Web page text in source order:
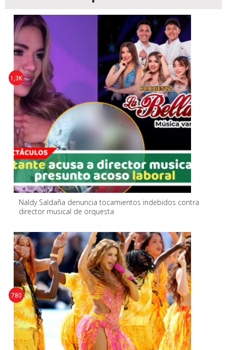
Naldy Saldaña denuncia tocamientos indebidos contra
director musical de orquesta
1,3K
780